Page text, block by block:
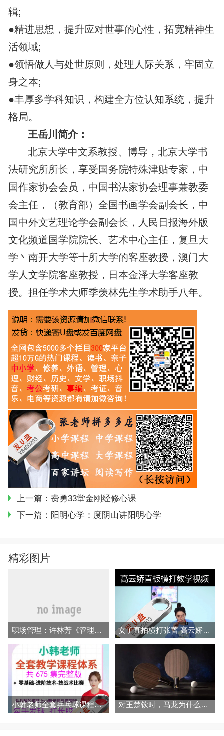
辑;
●精进思想，提升应对世事的心性，拓宽精神生
活领域;
●领悟做人与处世原则，处理人际关系，牢固立
身之本;
●丰厚多学科知识，构建全方位认知系统，提升
格局。
王岳川简介：
北京大学中文系教授、博导，北京大学书
法研究所所长，享受国务院特殊津贴专家，中
国作家协会会员，中国书法家协会理事兼教委
会主任，（教育部）全国书画学会副会长，中
国中外文艺理论学会副会长，人民日报海外版
文化频道国学院院长、艺术中心主任，复旦大
学丶南开大学等十所大学的客座教授，澳门大
学人文学院客座教授，日本金泽大学客座教
授。担任学术大师季羡林先生学术助手八年。
上一篇： 费勇33堂金刚经修心课
下一篇： 阳明心学：度阴山讲阳明心学
精彩图片
职场管理：许林芳《管理七剑》课程 女子直拍横打张蔷 高云娇 穆静毓挑拉打 拧全套乒乓教学视频
小韩老师全套乒乓球课程视频勾手发球拉球 拧拉 对付长胶 对王楚钦时，马龙为什么要改用逆旋转发球？